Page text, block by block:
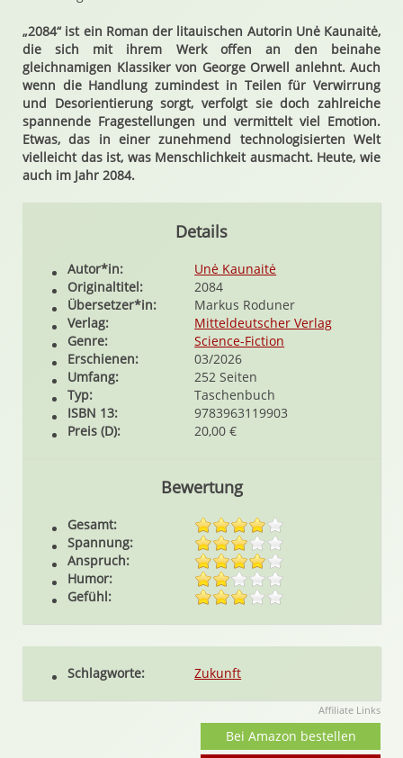
„2084“ ist ein Roman der litauischen Autorin Unė Kaunaitė,
die sich mit ihrem Werk offen an den beinahe
gleichnamigen Klassiker von George Orwell anlehnt. Auch
wenn die Handlung zumindest in Teilen für Verwirrung
und Desorientierung sorgt, verfolgt sie doch zahlreiche
spannende Fragestellungen und vermittelt viel Emotion.
Etwas, das in einer zunehmend technologisierten Welt
vielleicht das ist, was Menschlichkeit ausmacht. Heute, wie
auch im Jahr 2084.
Details
Autor*in:
Unė Kaunaitė
Originaltitel:
2084
Übersetzer*in:
Markus Roduner
Verlag:
Mitteldeutscher Verlag
Genre:
Science-Fiction
Erschienen:
03/2026
Umfang:
252 Seiten
Typ:
Taschenbuch
ISBN 13:
9783963119903
Preis (D):
20,00 €
Bewertung
Gesamt:
Spannung:
Anspruch:
Humor:
Gefühl:
Schlagworte: Zukunft
Affiliate Links
Bei Amazon bestellen